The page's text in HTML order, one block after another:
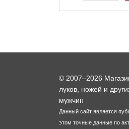
© 2007–2026
луков, ножей и
мужчин
Данный сайт является
этом точные данные по